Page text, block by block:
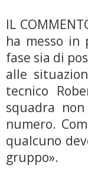
IL
ha messo
fase sia di
alle
tecnico
squadra
numero.
qualcuno
gruppo».